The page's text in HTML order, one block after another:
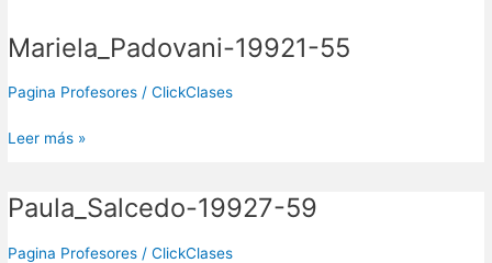
Mariela_Padovani-19921-55
Pagina Profesores /ClickClases
Mariela_Padovani-
55
Leer más »
Paula_Salcedo-19927-59
Pagina Profesores /ClickClases
Paula_Salcedo-
59